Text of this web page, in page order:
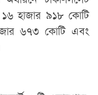
১৬ হাজার ৯১৮ কোটি
৬৭৩ কোটি এবং